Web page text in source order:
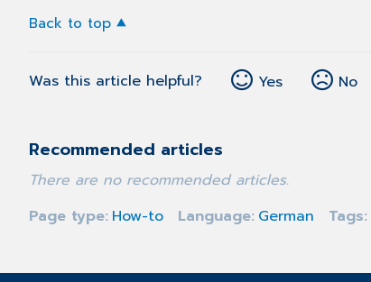
Back to top
Was this article helpful? Yes No
Recommended articles
There are no recommended articles.
Page type How-to Language German Tags